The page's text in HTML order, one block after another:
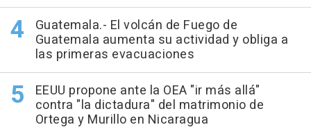
Guatemala.- El volcán de Fuego de
Guatemala aumenta su actividad y obliga a
las primeras evacuaciones
EEUU propone ante la OEA "ir más allá"
contra "la dictadura" del matrimonio de
Ortega y Murillo en Nicaragua